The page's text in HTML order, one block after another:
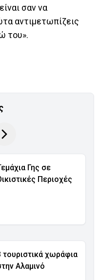
σαν να
αντιμετωπίζεις
του».
Γης σε
Περιοχές
τουριστικά χωράφια
Αλαμινό